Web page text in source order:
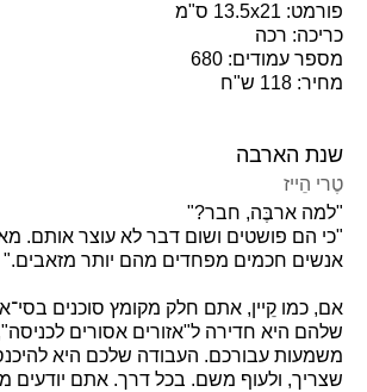
פורמט: 13.5x21 ס"מ
כריכה: רכה
מספר עמודים: 680
מחיר: 118 ש"ח
שנת הארבה
טֶרי הֵייז
"למה ארבֶּה, חבר?"
"כי הם פושטים ושום דבר לא עוצר אותם.
אנשים חכמים מפחדים מהם יותר מזאבים."
אם, כמו קֵיין, אתם חלק מקומץ סוכנים
שלהם היא חדירה ל"אזורים אסורים לכניסה",
משמעות עבורכם. העבודה שלכם היא
שצריך, ולעוף משם. בכל דרך. אתם יודעים